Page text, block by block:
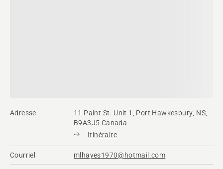
Adresse
11 Paint St. Unit 1, Port Hawkesbury, NS,
B9A3J5 Canada
Itinéraire
Courriel mlhayes1970@hotmail.com